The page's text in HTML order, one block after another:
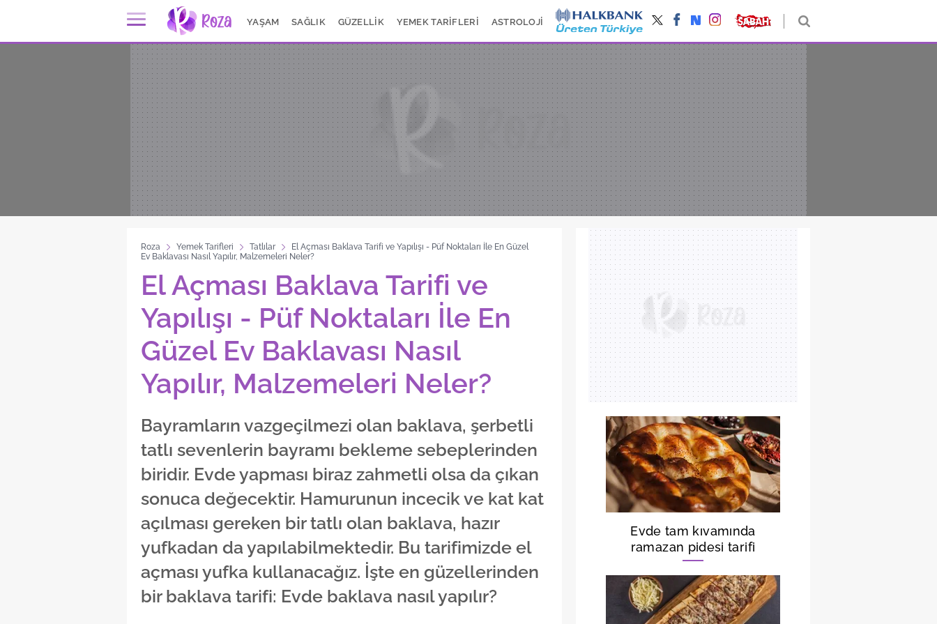
YAŞAM SAĞLIK GÜZELLİK YEMEK TARİFLERİ ASTROLOJİ
Roza Yemek Tarifleri Tatlılar
El Açması Baklava Tarifi ve Yapılışı - Püf Noktaları İle En Güzel
Ev Baklavası Nasıl Yapılır, Malzemeleri Neler?
El Açması Baklava Tarifi ve
Yapılışı - Püf Noktaları İle En
Güzel Ev Baklavası Nasıl
Yapılır, Malzemeleri Neler?
Bayramların vazgeçilmezi olan baklava, şerbetli
tatlı sevenlerin bayramı bekleme sebeplerinden
biridir. Evde yapması biraz zahmetli olsa da çıkan
sonuca değecektir. Hamurunun incecik ve kat kat
açılması gereken bir tatlı olan baklava, hazır
yufkadan da yapılabilmektedir. Bu tarifimizde el
açması yufka kullanacağız. İşte en güzellerinden
bir baklava tarifi: Evde baklava nasıl yapılır?
Evde tam kıvamında
ramazan pidesi tarifi